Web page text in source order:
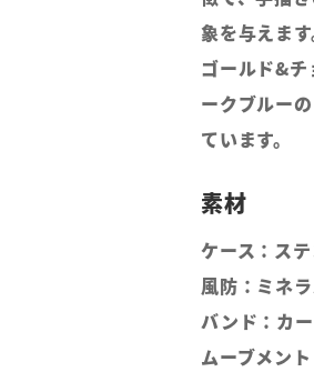
象を与えま
ゴールド&チ
ークブルー
ています。
ケース：ス
風防：ミネ
バンド：カ
ムーブメン